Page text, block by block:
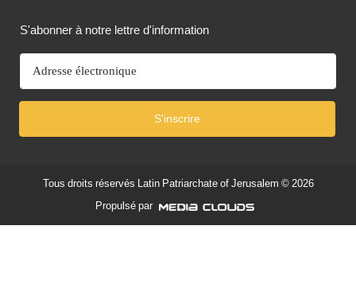
S'abonner à notre lettre d'information
S'inscrire
Tous droits réservésLatin Patriarchate of Jerusalem© 2026
Propulsé par